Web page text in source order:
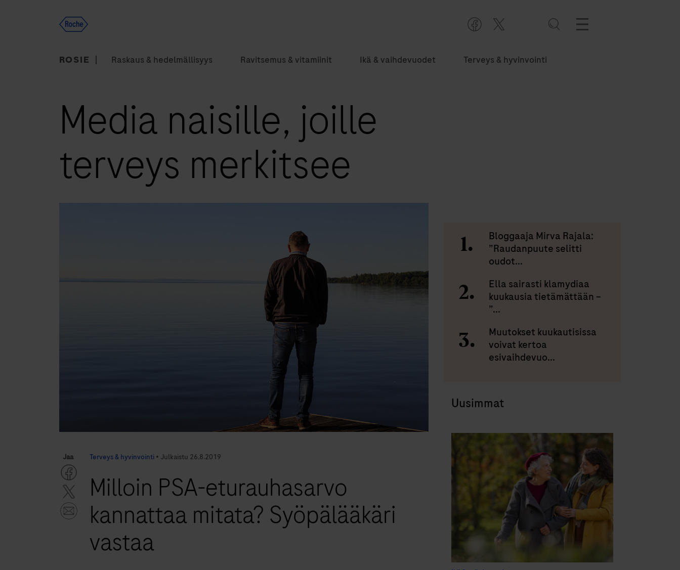
ROSIE Raskaus & hedelmällisyys Ravitsemus & vitamiinit Ikä & vaihdevuodet Terveys & hyvinvointi
Media naisille, joille
terveys merkitsee
Jaa Terveys & hyvinvointi• Julkaistu 26.8.2019
Milloin PSA-eturauhasarvo
kannattaa mitata? Syöpälääkäri
vastaa
Bloggaaja Mirva Rajala:
”Raudanpuute selitti
oudot...
Ella sairasti klamydiaa
kuukausia tietämättään –
”...
Muutokset kuukautisissa
voivat kertoa
esivaihdevuo...
Uusimmat